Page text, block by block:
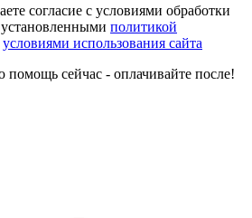
согласие с условиями обработки
политикой
условиями использования сайта
сейчас - оплачивайте после!